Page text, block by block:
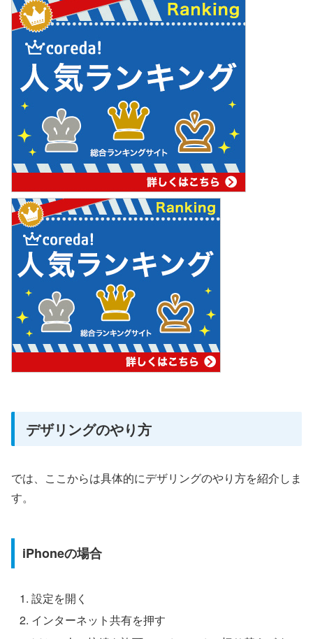
デザリングのやり方
では、ここからは具体的にデザリングのやり方を紹介しま
す。
iPhoneの場合
設定を開く
インターネット共有を押す